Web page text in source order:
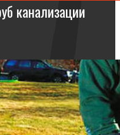
канализации